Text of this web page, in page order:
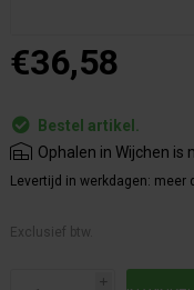
€36,58
Bestel artikel.
Ophalen in Wijchen is
Levertijd in werkdagen: meer
Exclusief btw.
i